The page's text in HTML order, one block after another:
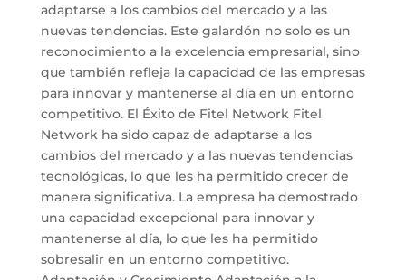
adaptarse a los cambios del mercado y a las
nuevas tendencias. Este galardón no solo es un
reconocimiento a la excelencia empresarial, sino
que también refleja la capacidad de las empresas
para innovar y mantenerse al día en un entorno
competitivo. El Éxito de Fitel Network Fitel
Network ha sido capaz de adaptarse a los
cambios del mercado y a las nuevas tendencias
tecnológicas, lo que les ha permitido crecer de
manera significativa. La empresa ha demostrado
una capacidad excepcional para innovar y
mantenerse al día, lo que les ha permitido
sobresalir en un entorno competitivo.